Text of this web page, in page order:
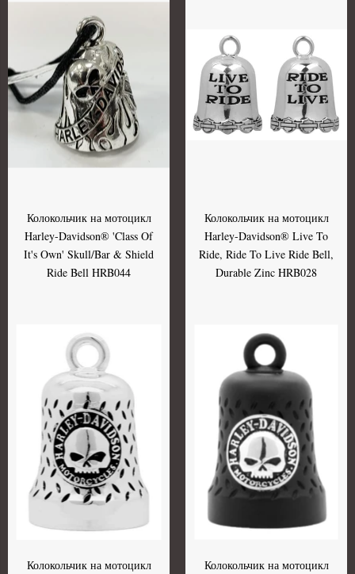
Колокольчик на мотоцикл
Harley-Davidson® 'Class Of
It's Own' Skull/Bar & Shield
Ride Bell HRB044
Колокольчик на мотоцикл
Harley-Davidson® Live To
Ride, Ride To Live Ride Bell,
Durable Zinc HRB028
Колокольчик на мотоцикл
Колокольчик на мотоцикл